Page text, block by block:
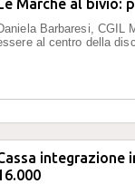
Marche al bivio:
Barbaresi, CGIL
al centro della
integrazione